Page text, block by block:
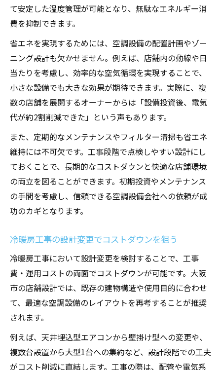
て安定した温度管理が可能となり、無駄なエネルギー消
費を抑制できます。
省エネを実現するためには、空調設備の配置計画やゾー
ニング設計も欠かせません。例えば、店舗内の動線や日
当たりを考慮し、効率的な空気循環を実現することで、
小さな設備でも大きな効果が期待できます。実際に、複
数の店舗を展開するオーナーからは「設備投資後、電気
代が約2割削減できた」という声もあります。
また、定期的なメンテナンスやフィルター清掃も省エネ
維持には不可欠です。工事段階で点検しやすい設計にし
ておくことで、長期的なコストダウンと快適な店舗環境
の両立を図ることができます。初期投資やメンテナンス
の手間を考慮し、信頼できる空調設備会社への依頼が成
功のカギとなります。
冷暖房工事の設計変更でコストダウンを狙う
冷暖房工事において設計変更を検討することで、工事
費・運用コストの両面でコストダウンが可能です。大阪
市の店舗設計では、既存の建物構造や使用目的に合わせ
て、最適な空調設備のレイアウトを再考することが推奨
されます。
例えば、天井埋込型エアコンから壁掛け型への変更や、
複数台設置から大型1台への集約など、設計段階での工夫
がコスト削減に直結します。工事の際は、配管や電気系